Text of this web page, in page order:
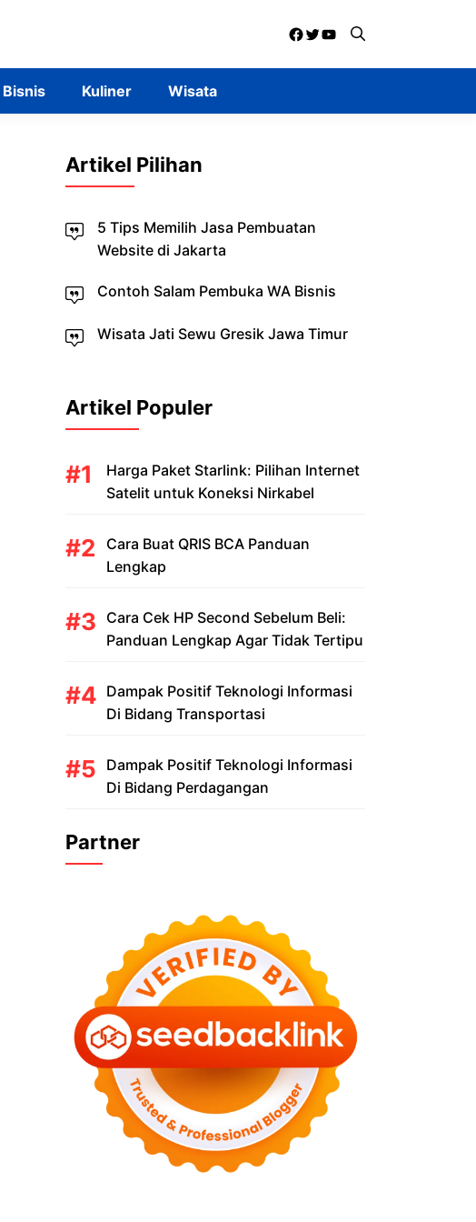
Facebook
Twitter
YouTube
Bisnis Kuliner Wisata
Artikel Pilihan
5 Tips Memilih Jasa Pembuatan
Website di Jakarta
Contoh Salam Pembuka WA Bisnis
Wisata Jati Sewu Gresik Jawa Timur
Artikel Populer
Harga Paket Starlink: Pilihan Internet
Satelit untuk Koneksi Nirkabel
Cara Buat QRIS BCA Panduan
Lengkap
Cara Cek HP Second Sebelum Beli:
Panduan Lengkap Agar Tidak Tertipu
Dampak Positif Teknologi Informasi
Di Bidang Transportasi
Dampak Positif Teknologi Informasi
Di Bidang Perdagangan
Partner